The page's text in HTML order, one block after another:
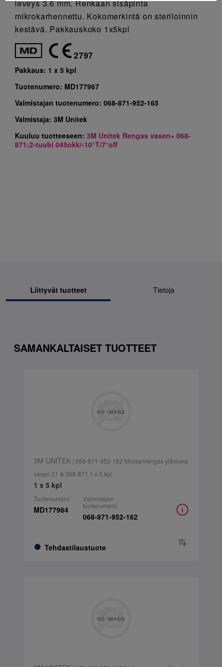
leveys 3.6 mm. Renkaan sisäpinta
mikrokarhennettu. Kokomerkintä on steriloinnin
kestävä. Pakkauskoko 1x5kpl
2797
Pakkaus: 1 x 5 kpl
Tuotenumero: MD177967
Valmistajan tuotenumero: 068-871-952-165
Valmistaja: 3M Unitek
Kuuluu tuotteeseen: 3M Unitek Rengas vasen+ 068-
871:2-tuubi 045okk/-10°T/7°off
Liittyvät tuotteet Tietoja
SAMANKALTAISET TUOTTEET
3M UNITEK| 068-871-952-162 Molaarirengas yläleuka
vasen 31 & 068-871 1 x 5 kpl
1 x 5 kpl
Tuotenumero:
MD177964
Tehdastilaustuote
Valmistajan
tuotenumero:
068-871-952-162